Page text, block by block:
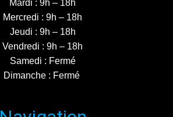
Mardi : 9h – 18h
Mercredi : 9h – 18h
Jeudi : 9h – 18h
Vendredi : 9h – 18h
Samedi : Fermé
Dimanche : Fermé